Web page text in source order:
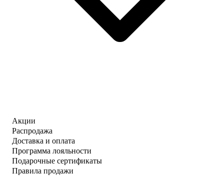
Акции
Распродажа
Доставка и оплата
Программа лояльности
Подарочные сертификаты
Правила продажи